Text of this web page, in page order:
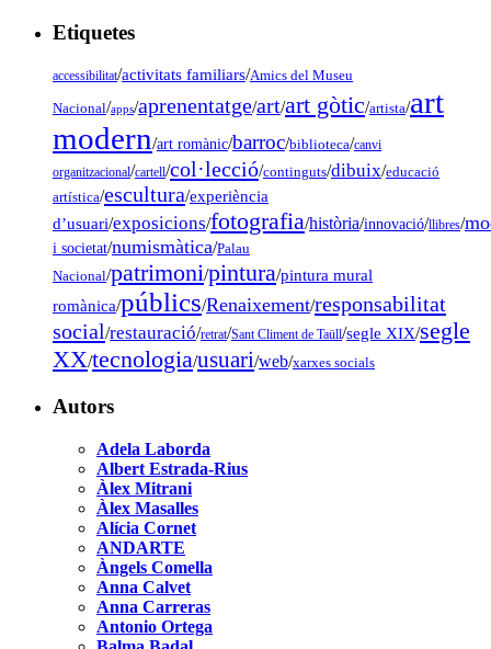
Etiquetes
accessibilitat/activitats familiars/Amics del Museu
Nacional/apps/aprenentatge/art/art gòtic/artista/art
modern/art romànic/barroc/biblioteca/canvi
organitzacional/cartell/col·lecció/continguts/dibuix/educació
artística/escultura/experiència
d’usuari/exposicions/fotografia/història/innovació/llibres/
i societat/numismàtica/Palau
Nacional/patrimoni/pintura/pintura mural
romànica/públics/Renaixement/responsabilitat
social/restauració/retrat/Sant Climent de Taüll/segle XIX/segle
XX/tecnologia/usuari/web/xarxes socials
Autors
Adela Laborda
Albert Estrada-Rius
Àlex Mitrani
Àlex Masalles
Alícia Cornet
ANDARTE
Àngels Comella
Anna Calvet
Anna Carreras
Antonio Ortega